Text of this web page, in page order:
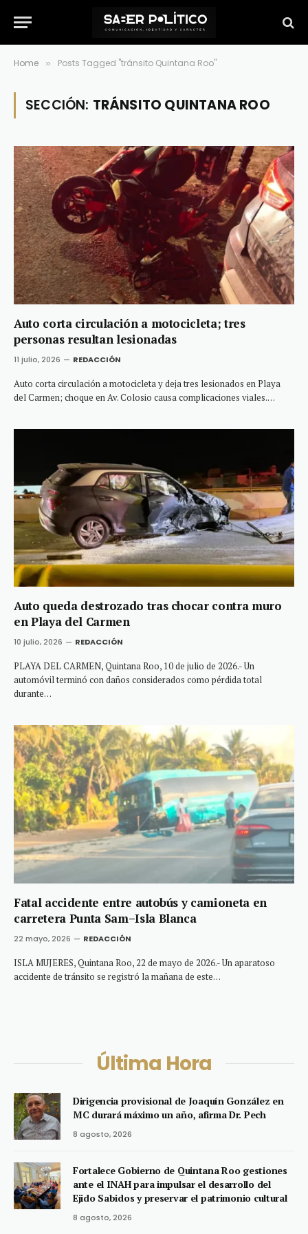
Home » Posts Tagged "tránsito Quintana Roo"
SECCIÓN: TRÁNSITO QUINTANA ROO
Auto corta circulación a motocicleta; tres
personas resultan lesionadas
11 julio, 2026 REDACCIÓN
Auto corta circulación a motocicleta y deja tres lesionados en Playa
del Carmen; choque en Av. Colosio causa complicaciones viales.…
Auto queda destrozado tras chocar contra muro
en Playa del Carmen
10 julio, 2026 REDACCIÓN
PLAYA DEL CARMEN, Quintana Roo, 10 de julio de 2026.- Un
automóvil terminó con daños considerados como pérdida total
durante…
Fatal accidente entre autobús y camioneta en
carretera Punta Sam–Isla Blanca
22 mayo, 2026 REDACCIÓN
ISLA MUJERES, Quintana Roo, 22 de mayo de 2026.- Un aparatoso
accidente de tránsito se registró la mañana de este…
Última Hora
Dirigencia provisional de Joaquín González en
MC durará máximo un año, afirma Dr. Pech
8 agosto, 2026
Fortalece Gobierno de Quintana Roo gestiones
ante el INAH para impulsar el desarrollo del
Ejido Sabidos y preservar el patrimonio cultural
8 agosto, 2026